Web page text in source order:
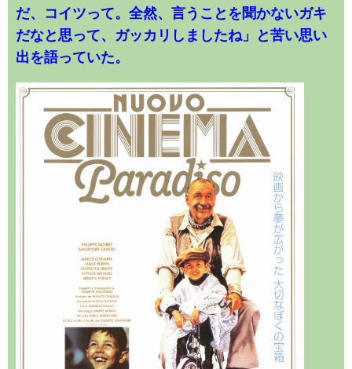
だ、コイツって。全然、言うことを聞かないガキ
だなと思って、ガッカリしましたね」と苦い思い
出を語っていた。